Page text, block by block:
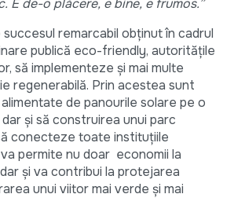
E de-o plăcere, e bine, e frumos.”
remarcabil obținut în cadrul
publică eco-friendly, autoritățile
să implementeze și mai multe
regenerabilă. Prin acestea sunt
de panourile solare pe o
și să construirea unui parc
conecteze toate instituțiile
permite nu doar economii la
și va contribui la protejarea
unui viitor mai verde și mai